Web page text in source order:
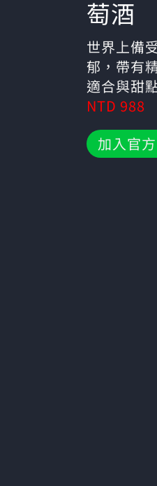
萄酒
世界上備
郁，帶有
適合與甜
NTD 988
加入官